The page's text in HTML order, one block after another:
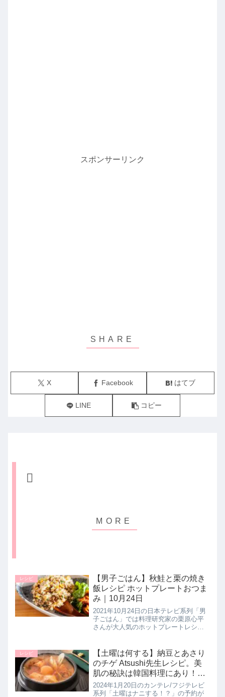
スポンサーリンク
X Facebook はてブ
LINE コピー
レシピ
【男子ごはん】秋鮭と栗の焼き
飯レシピ ホットプレートおつま
み｜10月24日
2021年10月24日の日本テレビ系列「男
子ごはん」では料理研究家の栗原心平
さんが大人気のホットプレートレシピ
てくれたので詳しく紹介します。おつ
まみにもシメにもなるうま味た...
レシピ
【土曜は何する】納豆とあさり
のチゲ Atsushi先生レシピ。美
肌の秘訣は韓国料理にあり！10
分ティーチャー｜1月20日
2024年1月20日のカンテレ/フジテレビ
系列「土曜はナニする！？」の予約が